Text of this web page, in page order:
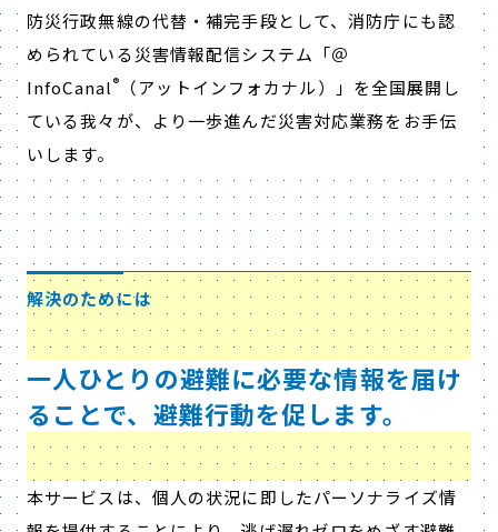
防災行政無線の代替・補完手段として、消防庁にも認
められている災害情報配信システム「＠
InfoCanal®
（アットインフォカナル）」を全国展開し
ている我々が、より一歩進んだ災害対応業務をお手伝
いします。
解決のためには
一人ひとりの避難に必要な情報を届け
ることで、避難行動を促します。
本サービスは、個人の状況に即したパーソナライズ情